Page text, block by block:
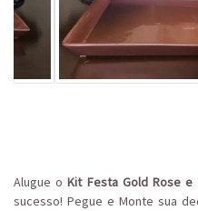
Alugue oKit Festa Gold Rose e
sucesso! Pegue e Monte sua